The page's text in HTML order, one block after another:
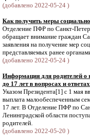
(добавлено 2022-05-24 )
Как получить меры
Отделение ПФР по Санкт-
обращает внимание граждан
заявления на получение мер
представляемых ранее
(добавлено 2022-05-24 )
Информация для родителей о
до 17 лет в вопросах и ответах
Указом Президента[1] с 1 мая
выплата малообеспеченным
17 лет. В Отделение ПФР по
Ленинградской области
родителей.
(добавлено 2022-05-20 )